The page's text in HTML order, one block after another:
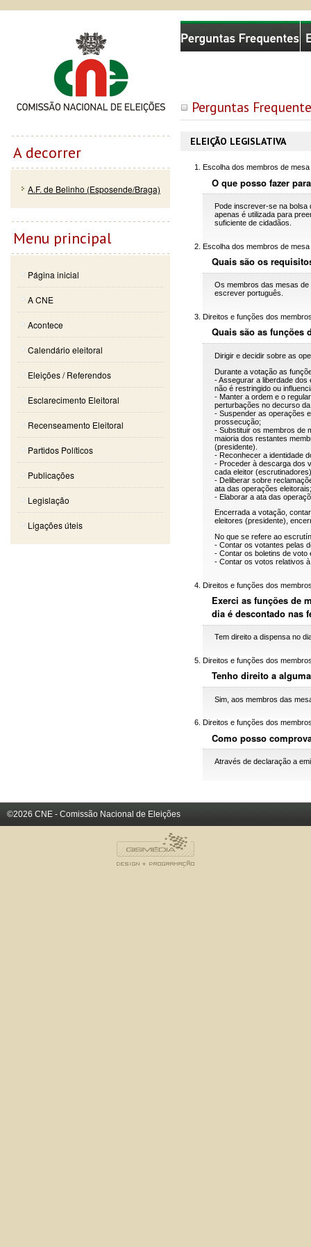
Perguntas
ELEIÇÃO LEGISLATIVA
Escolha dos membros de mesa
O que posso fazer
Pode inscrever-se na bolsa
apenas é utilizada para
suficiente de cidadãos.
Escolha dos membros de mesa
Quais são os
Os membros das mesas
escrever português.
Direitos e funções dos
Quais são as funções
Dirigir e decidir
Durante a votação as
- Assegurar a liberdade dos
não é restringido ou
- Manter a ordem e o
perturbações no decurso
- Suspender as operações
prossecução;
- Substituir os membros de
maioria dos restantes
(presidente).
- Reconhecer a identidade
- Proceder à descarga dos
cada eleitor
- Deliberar sobre
ata das operações eleitorais;
- Elaborar a ata das
Encerrada a votação,
eleitores (presidente),
No que se refere ao
- Contar os votantes pelas
- Contar os boletins de voto
- Contar os votos relativos
Direitos e funções dos
Exerci as funções de
dia é descontado nas
Tem direito a dispensa no
Direitos e funções dos
Tenho direito a
Sim, aos membros das
Direitos e funções dos
Como posso
Através de declaração a
Comissão Nacional de Eleições
A decorrer
A.F. de Belinho (Esposende/Braga)
Menu principal
Página inicial
A CNE
Acontece
Calendário eleitoral
Eleições / Referendos
Esclarecimento Eleitoral
Recenseamento Eleitoral
Partidos Políticos
Publicações
Legislação
Ligações úteis
©2026 CNE - Comissão Nacional de Eleições